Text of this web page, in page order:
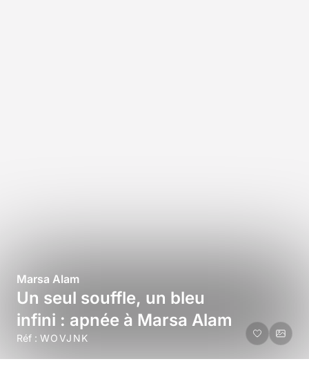
Marsa Alam
Un seul souffle, un bleu
infini : apnée à Marsa Alam
Réf : WOVJNK